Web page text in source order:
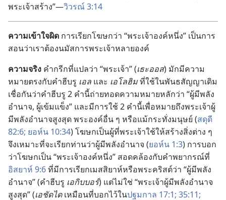
พระเจ้า​สร้าง”—วิวรณ์ 3:14
ความ​เข้าใจ​ผิด การ​เรียก​โฆษก​ว่า “พระเจ้า​องค์​หนึ่ง” เป็น​การ​
สอน​ว่า​เรา​ต้อง​นมัสการ​พระเจ้า​หลาย​องค์
ความ​จริง คำ​กรีก​ที่​แปล​ว่า “พระเจ้า” (เธะออส) มัก​มี​ความ​
หมาย​ตรง​กับ​คำ​ฮีบรู เอล และ เอโลฮิมที่​ใช้​ใน​พันธสัญญา​เดิม
เชื่อ​กัน​ว่า​คำ​ฮีบรู 2 คำ​นี้​ถ่ายทอด​ความ​หมาย​หลัก​ว่า “ผู้​มี​พลัง​
อำนาจ, ผู้​เข้มแข็ง” และ​มี​การ​ใช้ 2 คำ​นี้​เพื่อ​หมาย​ถึง​พระเจ้า​ผู้​
มี​พลัง​อำนาจ​สูง​สุด พระองค์​อื่น​ ๆ หรือ​แม้​กระทั่ง​มนุษย์ (สดุดี
82:6; ยอห์น 10:34) โฆษก​เป็น​ผู้​ที่​พระเจ้า​ใช้​ให้​สร้าง​สิ่ง​ต่าง​ ๆ
จึง​เหมาะ​ที่​จะ​เรียก​ท่าน​ว่า​ผู้​มี​พลัง​อำนาจ (ยอห์น 1:3) การ​บอก​
ว่า​โฆษก​เป็น “พระเจ้า​องค์​หนึ่ง” สอดคล้อง​กับ​คำ​พยากรณ์​ที่​
อิสยาห์ 9:6ที่​มี​การ​เรียก​เมสสิยาห์​หรือ​พระ​คริสต์​ว่า “ผู้​มี​พลัง​
อำนาจ” (คำ​ฮีบรู เอกิบบอร์) แต่​ไม่​ใช่ “พระเจ้า​ผู้​มี​พลัง​อำนาจ​
สูง​สุด” (เอ​ชัด​ไดเหมือน​ที่​บอก​ไว้​ใน​ปฐมกาล 17:1; 35:11;